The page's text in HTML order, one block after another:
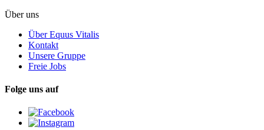
Über uns
Über Equus Vitalis
Kontakt
Unsere Gruppe
Freie Jobs
Folge uns auf